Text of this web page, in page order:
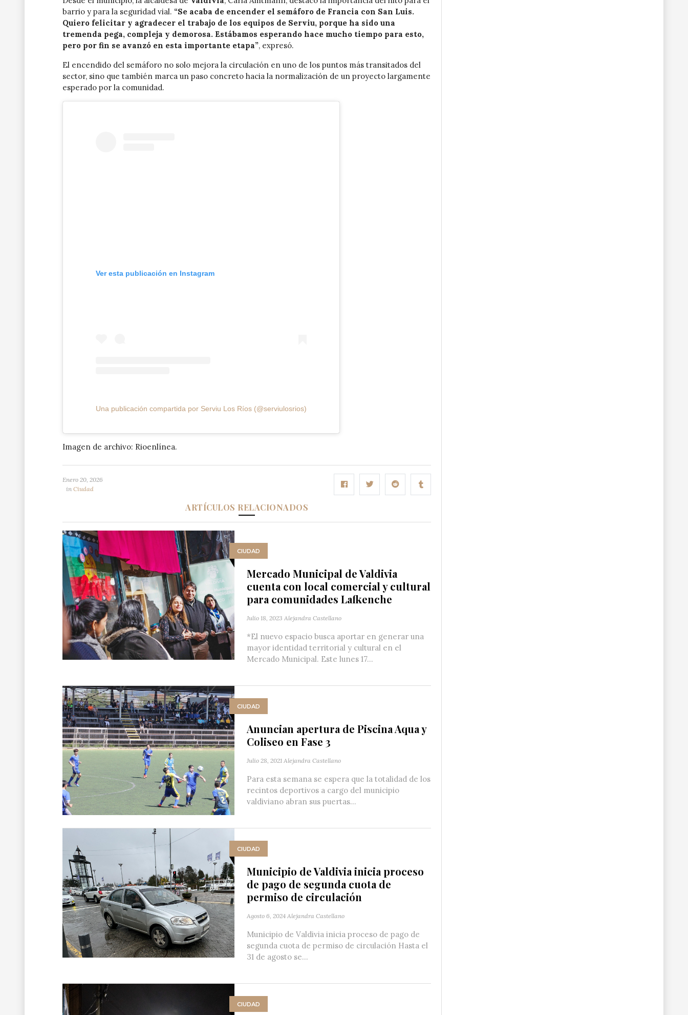
barrio y para la seguridad vial. “Se acaba de encender el semáforo de Francia con San Luis.
Quiero felicitar y agradecer el trabajo de los equipos de Serviu, porque ha sido una
tremenda pega, compleja y demorosa. Estábamos esperando hace mucho tiempo para esto,
pero por fin se avanzó en esta importante etapa”, expresó.
El encendido del semáforo no solo mejora la circulación en uno de los puntos más transitados del
sector, sino que también marca un paso concreto hacia la normalización de un proyecto largamente
esperado por la comunidad.
Ver esta publicación en Instagram
Una publicación compartida por Serviu Los Ríos (@serviulosrios)
Imagen de archivo: Rioenlínea.
Enero 20, 2026
in Ciudad
ARTÍCULOS RELACIONADOS
CIUDAD
Mercado Municipal de Valdivia
cuenta con local comercial y cultural
para comunidades Lafkenche
Julio 18, 2023 Alejandra Castellano
*El nuevo espacio busca aportar en generar una
mayor identidad territorial y cultural en el
Mercado Municipal. Este lunes 17...
CIUDAD
Anuncian apertura de Piscina Aqua y
Coliseo en Fase 3
Julio 28, 2021 Alejandra Castellano
Para esta semana se espera que la totalidad de los
recintos deportivos a cargo del municipio
valdiviano abran sus puertas...
CIUDAD
Municipio de Valdivia inicia proceso
de pago de segunda cuota de
permiso de circulación
Agosto 6, 2024 Alejandra Castellano
Municipio de Valdivia inicia proceso de pago de
segunda cuota de permiso de circulación Hasta el
31 de agosto se...
CIUDAD